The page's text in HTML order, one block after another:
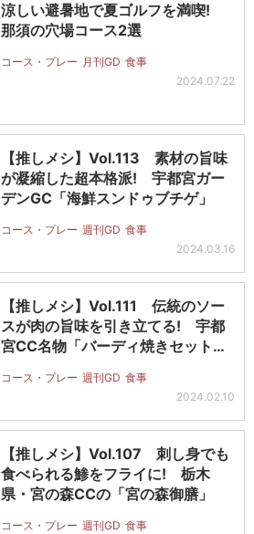
涼しい避暑地で夏ゴルフを満喫!
那須の穴場コース2選
コース・プレー 月刊GD 食事
2024.07.22
【推しメシ】Vol.113 素材の旨味
が凝縮した超本格派! 宇都宮ガー
デンGC「海鮮スンドゥブチゲ」
コース・プレー 週刊GD 食事
2024.03.16
【推しメシ】Vol.111 伝統のソー
スが肉の旨味を引き立てる! 宇都
宮CC名物「バーディ焼きセット…
コース・プレー 週刊GD 食事
2024.02.10
【推しメシ】Vol.107 刺し身でも
食べられる鯵をフライに! 栃木
県・宮の森CCの「宮の森御膳」
コース・プレー 週刊GD 食事